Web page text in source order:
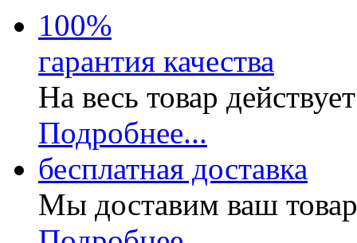
100%
гарантия качества
На весь товар
Подробнее...
бесплатная доставка
Мы доставим ваш